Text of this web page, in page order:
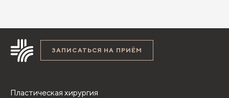
ЗАПИСАТЬСЯ НА ПРИЁМ
Пластическая хирургия